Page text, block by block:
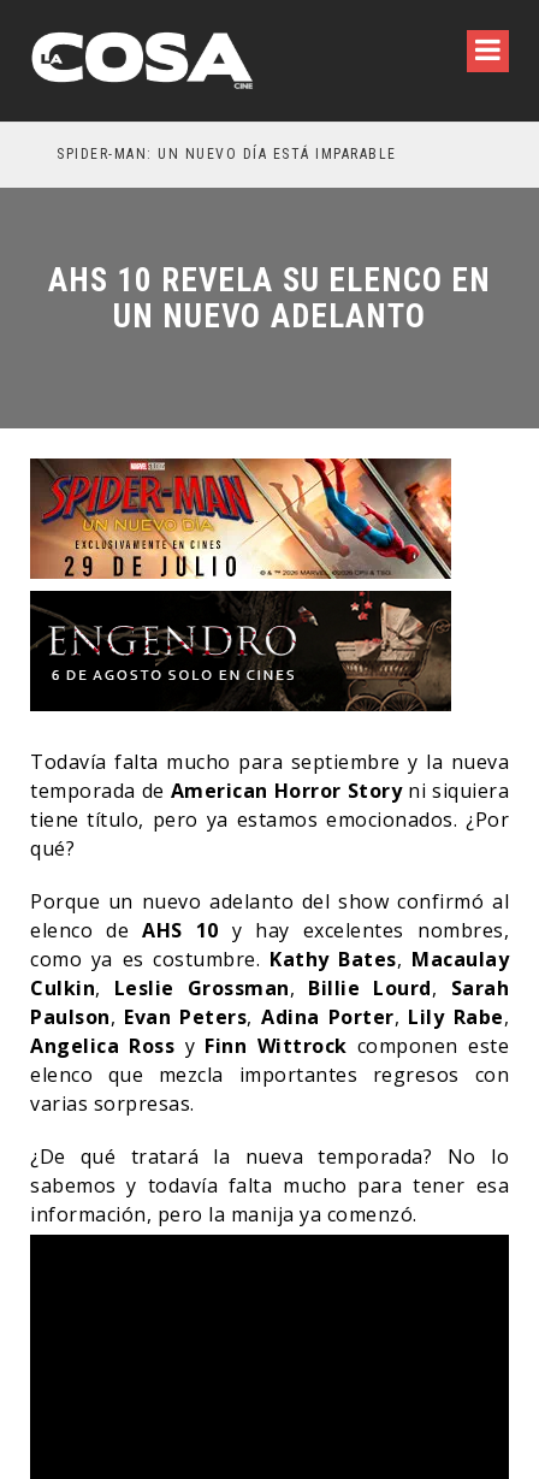
SPIDER-MAN: UN NUEVO DÍA ESTÁ IMPARABLE
AHS 10 REVELA SU ELENCO EN
UN NUEVO ADELANTO
Todavía falta mucho para septiembre y la nueva
temporada de American Horror Storyni siquiera
tiene título, pero ya estamos emocionados. ¿Por
qué?
Porque un nuevo adelanto del show confirmó al
elenco deAHS 10 y hay excelentes nombres,
como ya es costumbre. Kathy Bates, Macaulay
Culkin, Leslie Grossman, Billie Lourd, Sarah
Paulson, Evan Peters,Adina Porter, Lily Rabe,
Angelica Ross y Finn Wittrock componen este
elenco que mezcla importantes regresos con
varias sorpresas.
¿De qué tratará la nueva temporada? No lo
sabemos y todavía falta mucho para tener esa
información, pero la manija ya comenzó.